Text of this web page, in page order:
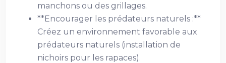
manchons ou des grillages.
**Encourager les prédateurs naturels :**
Créez un environnement favorable aux
prédateurs naturels (installation de
nichoirs pour les rapaces).